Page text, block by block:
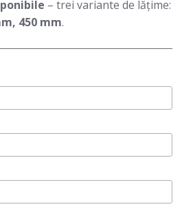
– trei variante de lățime:
450 mm.